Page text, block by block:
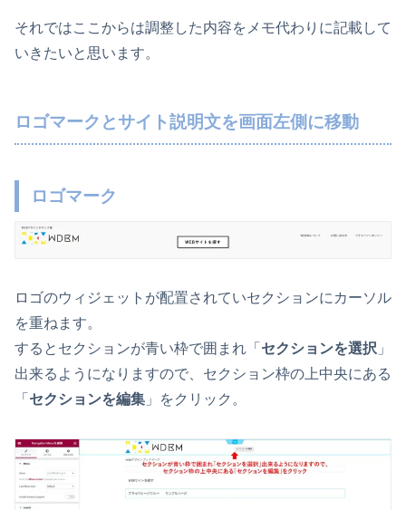
それではここからは調整した内容をメモ代わりに記載して
いきたいと思います。
ロゴマークとサイト説明文を画面左側に移動
ロゴマーク
ロゴのウィジェットが配置されていセクションにカーソル
を重ねます。
するとセクションが青い枠で囲まれ「 セクションを選択 」
出来るようになりますので、セクション枠の上中央にある
「 セクションを編集 」をクリック。